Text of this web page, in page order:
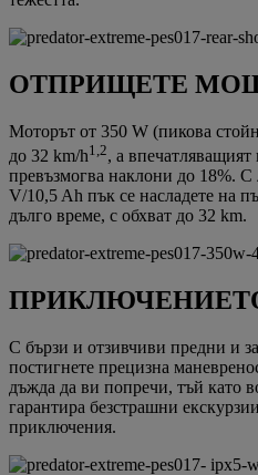
ОТПРИЩЕТЕ
Моторът от 350 W (пикова
до 32 km/h1,2, а
превъзмогва наклони до 18%. С
V/10,5 Ah пък се насладете на
дълго време, с обхват до 32 km.
С бързи и отзивчиви предни и
постигнете прецизна
дъжда да ви попречи, тъй като
гарантира безстрашни
приключения.